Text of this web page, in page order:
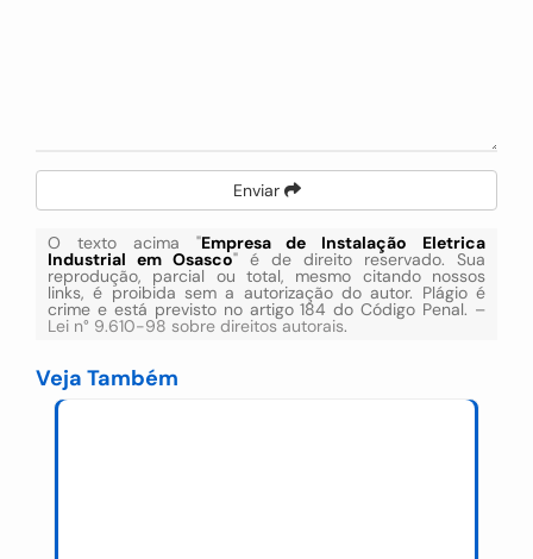
Enviar
O texto acima "Empresa de Instalação Eletrica
Industrial em Osasco" é de direito reservado. Sua
reprodução, parcial ou total, mesmo citando nossos
links, é proibida sem a autorização do autor. Plágio é
crime e está previsto no artigo 184 do Código Penal. –
Lei n° 9.610-98 sobre direitos autorais.
Veja Também